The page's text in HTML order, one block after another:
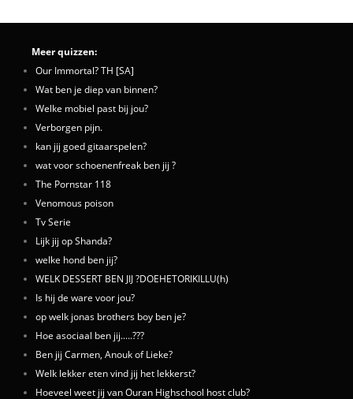
Meer quizzen:
Our Immortal? TH [SA]
Wat ben je diep van binnen?
Welke mobiel past bij jou?
Verborgen pijn.
kan jij goed gitaarspelen?
wat voor schoenenfreak ben jij ?
The Pornstar 118
Venomous poison
Tv Serie
Lijk jij op Shanda?
welke hond ben jij?
WELK DESSERT BEN JIJ ?DOEHETORIKILLU(h)
Is hij de ware voor jou?
op welk jonas brothers boy ben je?
Hoe asociaal ben jij.....???
Ben jij Carmen, Anouk of Lieke?
Welk lekker eten vind jij het lekkerst?
Hoeveel weet jij van Ouran Highschool host club?